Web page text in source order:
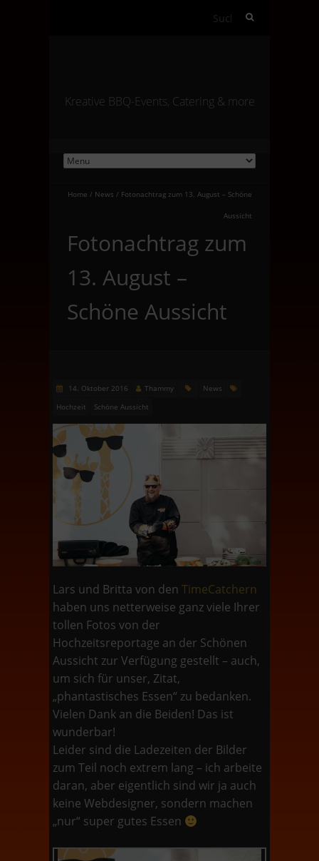
Suchen
Kreative BBQ-Events, Catering & more
Home / News / Fotonachtrag zum 13. August – Schöne
Aussicht
Fotonachtrag zum
13. August –
Schöne Aussicht
14. Oktober 2016 Thammy
News
Hochzeit
Schöne Aussicht
Lars und Britta von den TimeCatchern
haben uns netterweise ganz viele Ihrer
tollen Fotos von der
Hochzeitsreportage an der Schönen
Aussicht zur Verfügung gestellt – auch,
um sich für unser, Zitat,
„phantastisches Essen“ zu bedanken.
Vielen Dank an die Beiden! Das ist
wunderbar!
Leider sind die Ladezeiten der Bilder
zum Teil noch extrem lang – ich arbeite
daran, aber eigentlich sind wir ja auch
keine Webdesigner, sondern machen
„nur“ super gutes Essen